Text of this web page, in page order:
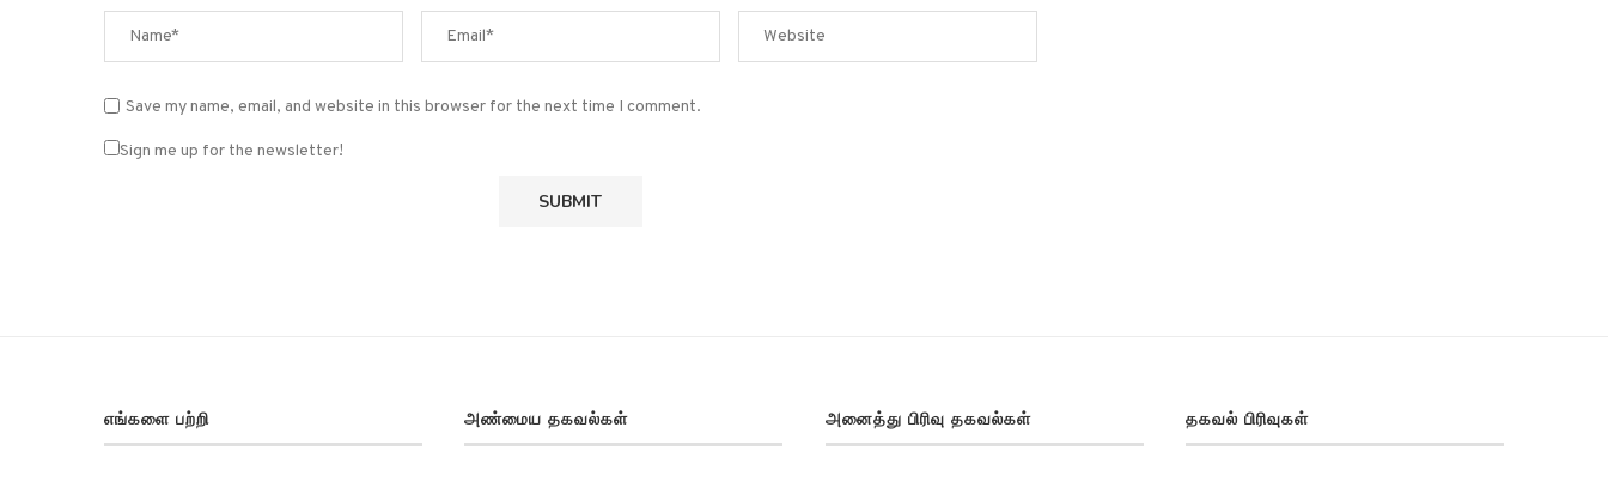
Save my name, email, and website in this browser for the next time I comment.
Sign me up for the newsletter!
எங்களை பற்றி அண்மைய தகவல்கள் அனைத்து பிரிவு தகவல்கள் தகவல் பிரிவுகள்